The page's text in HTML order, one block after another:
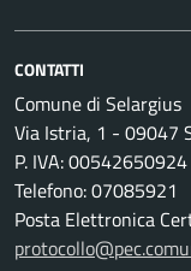
CONTATTI
Comune di Selargius
Via Istria, 1 - 09047
P. IVA: 00542650924
Telefono: 07085921
Posta Elettronica